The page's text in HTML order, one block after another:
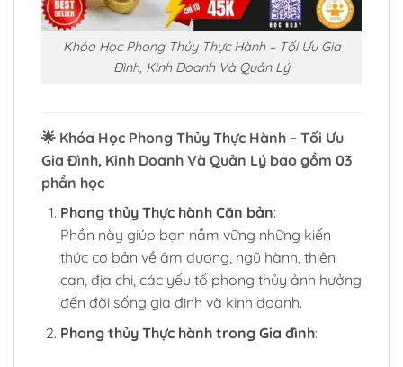
Khóa Học Phong Thủy Thực Hành – Tối Ưu Gia
Đình, Kinh Doanh Và Quản Lý
🌟 Khóa Học Phong Thủy Thực Hành – Tối Ưu
Gia Đình, Kinh Doanh Và Quản Lý bao gồm 03
phần học
Phong thủy Thực hành Căn bản:
Phần này giúp bạn nắm vững những kiến
thức cơ bản về âm dương, ngũ hành, thiên
can, địa chi, các yếu tố phong thủy ảnh hưởng
đến đời sống gia đình và kinh doanh.
Phong thủy Thực hành trong Gia đình: